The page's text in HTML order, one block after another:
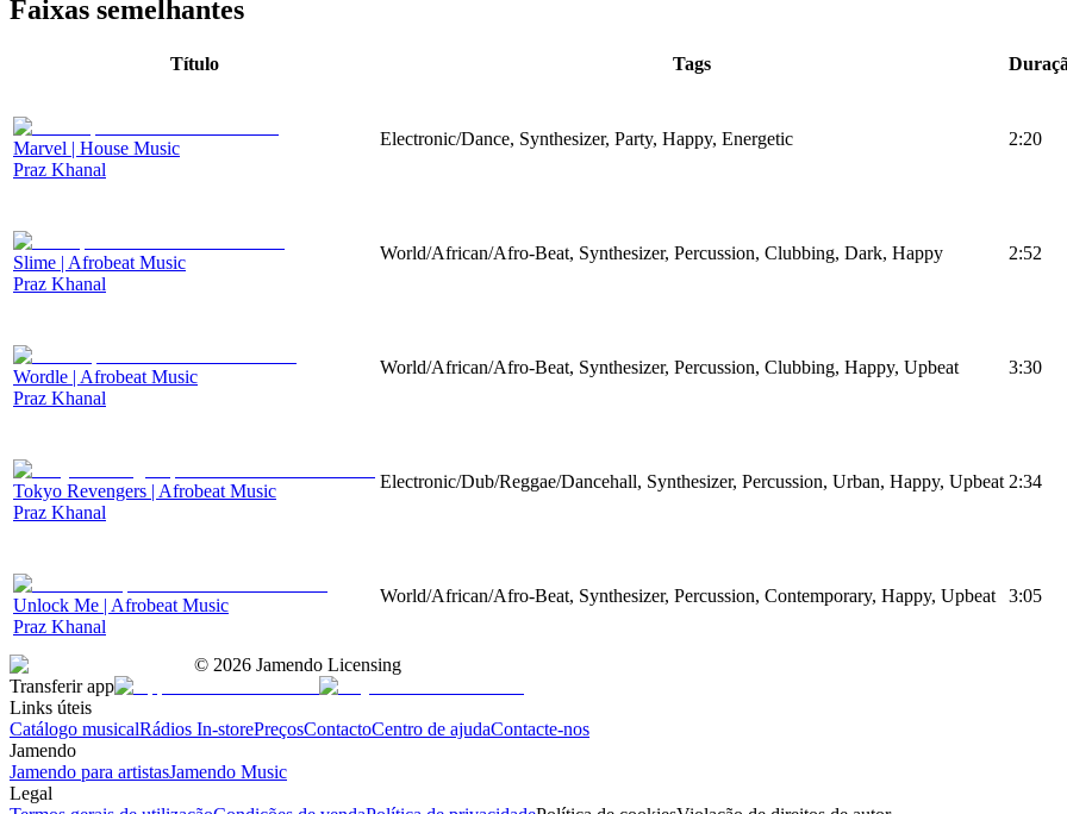
Faixas semelhantes
Título Tags
Marvel | House Music
Praz Khanal
Electronic/Dance, Synthesizer, Party, Happy, Energetic 2:20
Slime | Afrobeat Music
Praz Khanal
World/African/Afro-Beat, Synthesizer, Percussion, Clubbing, Dark, Happy 2:52
Wordle | Afrobeat Music
Praz Khanal
World/African/Afro-Beat, Synthesizer, Percussion, Clubbing, Happy, Upbeat 3:30
Tokyo Revengers | Afrobeat Music
Praz Khanal
Electronic/Dub/Reggae/Dancehall, Synthesizer, Percussion, Urban, Happy, Upbeat 2:34
Unlock Me | Afrobeat Music
Praz Khanal
World/African/Afro-Beat, Synthesizer, Percussion, Contemporary, Happy, Upbeat 3:05
© 2026 Jamendo Licensing
Transferir app
Links úteis
Catálogo musicalRádios In-storePreçosContactoCentro de ajudaContacte-nos
Jamendo
Jamendo para artistasJamendo Music
Legal